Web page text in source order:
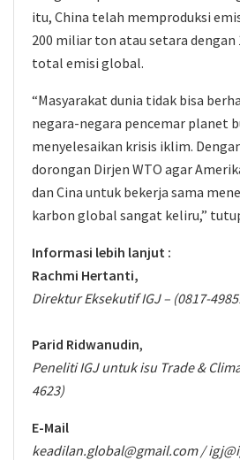
itu, China telah memproduksi
200 miliar ton atau setara dengan
total emisi global.
“Masyarakat dunia tidak bisa
negara-negara pencemar planet
menyelesaikan krisis iklim.
dorongan Dirjen WTO agar
dan Cina untuk bekerja sama
karbon global sangat keliru,”
Informasi lebih lanjut :
Rachmi Hertanti,
Direktur Eksekutif IGJ – (0817-
Parid Ridwanudin,
Peneliti IGJ untuk isu Trade &
4623)
E-Mail
keadilan.global@gmail.com /